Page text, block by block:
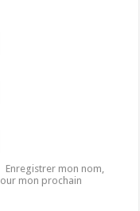
Enregistrer mon nom,
mon prochain